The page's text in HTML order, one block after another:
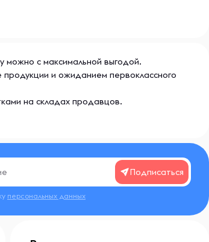
можно с максимальной выгодой.
и ожиданием первоклассного
на складах продавцов.
Подписаться
персональных данных